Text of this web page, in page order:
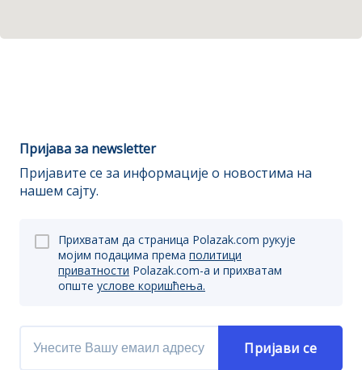
Пријава за newsletter
Пријавите се за информације о новостима на
нашем сајту.
Прихватам да страница Polazak.com рукује
мојим подацима према политици
приватности Polazak.com-a и прихватам
опште услове коришћења.
Пријави се